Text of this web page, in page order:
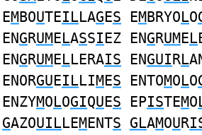
EMBOUTEILLAGES EMBRYOLO
ENGRUMELASSIEZ ENGRUMEL
ENGRUMELLERAIS ENGUIRL
ENORGUEILLIMES ENTOMOLO
ENZYMOLOGIQUES EPISTEMO
GAZOUILLEMENTS GLAMOUR